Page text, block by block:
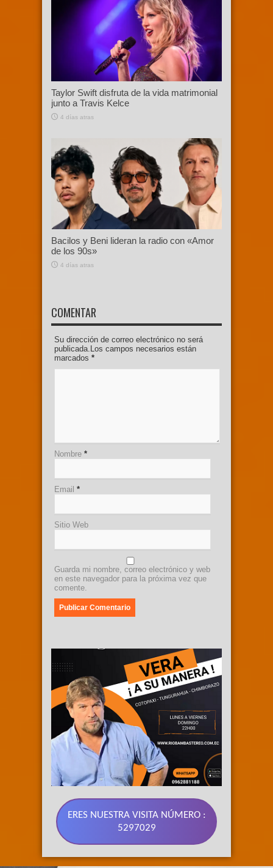
Taylor Swift disfruta de la vida matrimonial
junto a Travis Kelce
4 días atras
Bacilos y Beni lideran la radio con «Amor
de los 90s»
4 días atras
COMENTAR
Su dirección de correo electrónico no será
publicada.Los campos necesarios están
marcados *
Nombre *
Email *
Sitio Web
Guarda mi nombre, correo electrónico y web
en este navegador para la próxima vez que
comente.
ERES NUESTRA VISITA NÚMERO :
5297029